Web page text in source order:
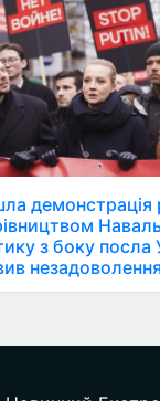
демонстрація
з боку посла